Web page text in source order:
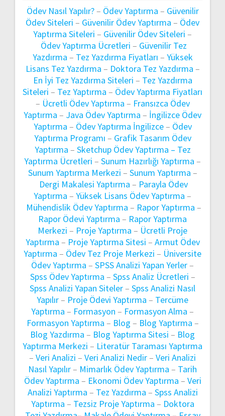
Ödev Nasıl Yapılır?– Ödev Yaptırma – Güvenilir
Ödev Siteleri – Güvenilir Ödev Yaptırma – Ödev
Yaptırma Siteleri – Güvenilir Ödev Siteleri –
Ödev Yaptırma Ücretleri – Güvenilir Tez
Yazdırma – Tez Yazdırma Fiyatları – Yüksek
Lisans Tez Yazdırma – Doktora Tez Yazdırma –
En İyi Tez Yazdırma Siteleri – Tez Yazdırma
Siteleri – Tez Yaptırma – Ödev Yaptırma Fiyatları
– Ücretli Ödev Yaptırma – Fransızca Ödev
Yaptırma – Java Ödev Yaptırma – İngilizce Ödev
Yaptırma – Ödev Yaptırma İngilizce– Ödev
Yaptırma Programı – Grafik Tasarım Ödev
Yaptırma – Sketchup Ödev Yaptırma – Tez
Yaptırma Ücretleri – Sunum Hazırlığı Yaptırma –
Sunum Yaptırma Merkezi – Sunum Yaptırma –
Dergi Makalesi Yaptırma – Parayla Ödev
Yaptırma – Yüksek Lisans Ödev Yaptırma –
Mühendislik Ödev Yaptırma – Rapor Yaptırma –
Rapor Ödevi Yaptırma – Rapor Yaptırma
Merkezi – Proje Yaptırma – Ücretli Proje
Yaptırma – Proje Yaptırma Sitesi – Armut Ödev
Yaptırma – Ödev Tez Proje Merkezi – Üniversite
Ödev Yaptırma – SPSS Analizi Yapan Yerler–
Spss Ödev Yaptırma – Spss Analiz Ücretleri –
Spss Analizi Yapan Siteler– Spss Analizi Nasıl
Yapılır– Proje Ödevi Yaptırma – Tercüme
Yaptırma – Formasyon – Formasyon Alma –
Formasyon Yaptırma – Blog – Blog Yaptırma –
Blog Yazdırma – Blog Yaptırma Sitesi – Blog
Yaptırma Merkezi – Literatür Taraması Yaptırma
– Veri Analizi – Veri Analizi Nedir– Veri Analizi
Nasıl Yapılır– Mimarlık Ödev Yaptırma – Tarih
Ödev Yaptırma – Ekonomi Ödev Yaptırma – Veri
Analizi Yaptırma – Tez Yazdırma – Spss Analizi
Yaptırma – Tezsiz Proje Yaptırma – Doktora